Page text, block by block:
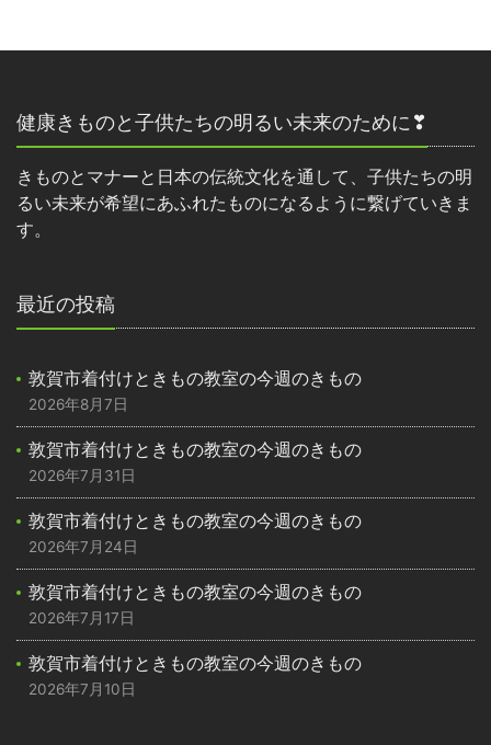
健康きものと子供たちの明るい未来のために❣
きものとマナーと日本の伝統文化を通して、子供たちの明
るい未来が希望にあふれたものになるように繋げていきま
す。
最近の投稿
敦賀市着付けときもの教室の今週のきもの
2026年8月7日
敦賀市着付けときもの教室の今週のきもの
2026年7月31日
敦賀市着付けときもの教室の今週のきもの
2026年7月24日
敦賀市着付けときもの教室の今週のきもの
2026年7月17日
敦賀市着付けときもの教室の今週のきもの
2026年7月10日